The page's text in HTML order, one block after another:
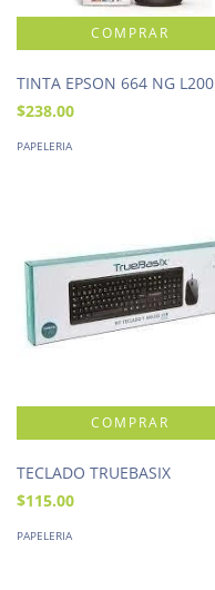
TINTA EPSON 664 NG L200
$238.00
PAPELERIA
TECLADO TRUEBASIX
$115.00
PAPELERIA